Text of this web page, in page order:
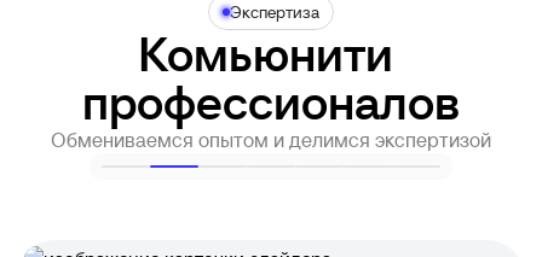
Экспертиза
Комьюнити
профессионалов
Обмениваемся опытом и делимся экспертизой